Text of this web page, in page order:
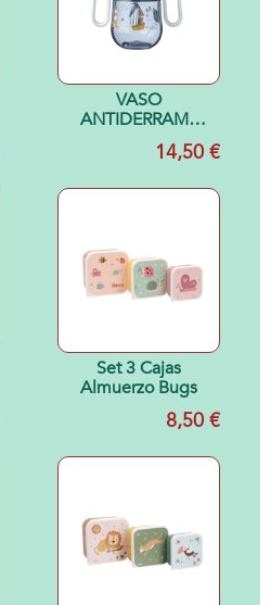
VASO
ANTIDERRAME
200ML SAILOR LD
14,50 €
Set 3 Cajas
Almuerzo Bugs
8,50 €